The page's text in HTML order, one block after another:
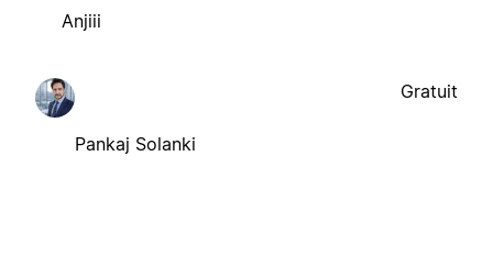
Anjiii
Pankaj Solanki
Gratuit